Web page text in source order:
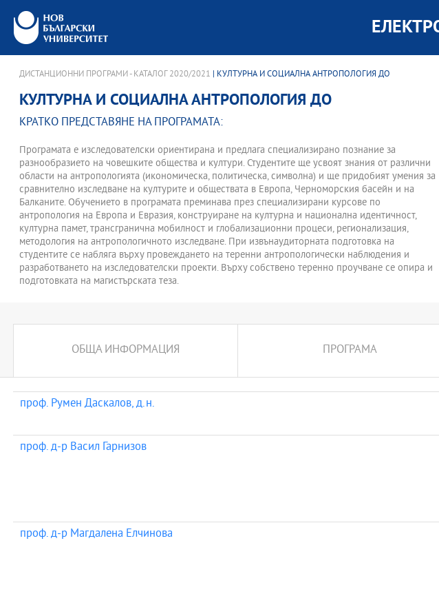
ДИСТАНЦИОННИ ПРОГРАМИ - КАТАЛОГ 2020/2021 | КУЛТУРНА И СОЦИАЛНА АНТРОПОЛОГИЯ ДО
КУЛТУРНА И СОЦИАЛНА АНТРОПОЛОГИЯ ДО
КРАТКО ПРЕДСТАВЯНЕ НА ПРОГРАМАТА:
Програмата е изследователски ориентирана и предлага специализирано познание за
разнообразието на човешките общества и култури. Студентите ще усвоят знания от различни
области на антропологията (икономическа, политическа, символна) и ще придобият умения за
сравнително изследване на културите и обществата в Европа, Черноморския басейн и на
Балканите. Обучението в програмата преминава през специализирани курсове по
антропология на Европа и Евразия, конструиране на културна и национална идентичност,
културна памет, трансгранична мобилност и глобализационни процеси, регионализация,
методология на антропологичното изследване. При извънаудиторната подготовка на
студентите се набляга върху провеждането на теренни антропологически наблюдения и
разработването на изследователски проекти. Върху собствено теренно проучване се опира и
подготовката на магистърската теза.
ОБЩА ИНФОРМАЦИЯ ПРОГРАМА
проф. Румен Даскалов, д.н.
проф. д-р Васил Гарнизов
проф. д-р Магдалена Елчинова